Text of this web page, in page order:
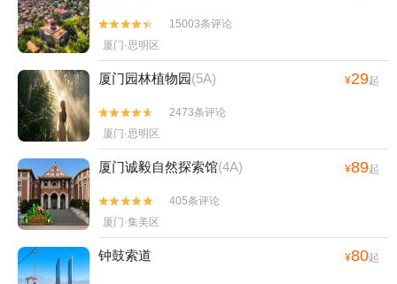


15003条评论
厦门·思明区
厦门园林植物园(5A) ¥29起


2473条评论
厦门·思明区
厦门诚毅自然探索馆(4A) ¥89起


405条评论
厦门·集美区
钟鼓索道 ¥80起